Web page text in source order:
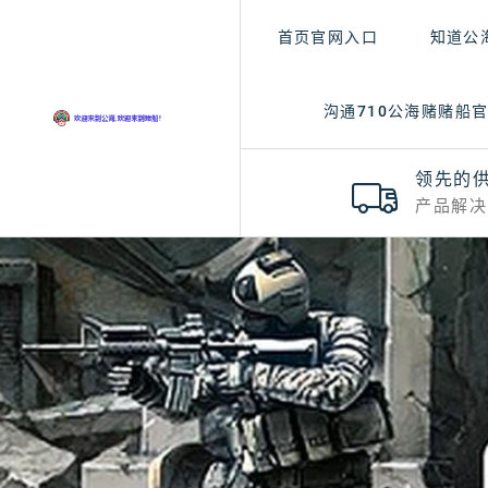
首页官网入口 知道公
沟通710公海赌赌船
领先的
产品解